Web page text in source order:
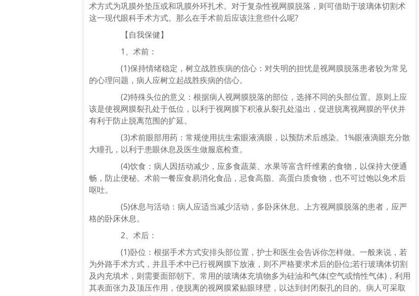
术方式为巩膜外垫压或和巩膜外环扎术。对于复杂性视网膜脱落，则可借助于玻璃体切割术
这一现代眼科手术方式。那么在手术前后应该注意些什么呢?
【自我保健】
1、术前：
(1)保持情绪稳定，树立战胜疾病的信心：对失明的担忧是视网膜脱落患者较为常见
的心理问题，病人应树立起战胜疾病的信心。
(2)特殊头位的意义：根据病人视网膜脱落的部位，选择不同的头部位置。原则上应
该是使视网膜裂孔处于低位，以利于视网膜下积液从裂孔处溢出，促进脱离视网膜的平伏并
有利于防止脱离范围的扩延。
(3)术前眼部用药：常规使用抗生索眼液滴眼，以预防术后感染。1%眼液滴眼充分散
大瞳孔，以利于患眼休息及医生做服底检查。
(4)饮食：病人因括动减少，应多食蔬菜、水果等富含纤维素的食物，以保持大便通
畅，防止便秘。术前一餐应食易消化食品，忌食高脂、高蛋白质食物，也不可过饱以免术后
呕吐。
(5)休息与活动：病人应适当减少活动，多卧床休息。上方视网膜脱落的患者，应严
格的卧床休息。
2、术后：
(1)卧位：根据手术方式安排头部位置，护士和医生会告诉你怎样做。一般来说，若
为外路手术方式，并且手术中已行视网膜下放液，则不严格要求术后的卧位;若行玻璃体切割
及内充填术，则需要面部朝下。常用的玻璃体充填物多为硅油和气体(空气或惰性气体)，利用
其表面张力及顶压作用，使脱离的视网膜紧贴眼球壁，以达到封闭裂孔的目的。病人可采取
师 中华医学会眼科学会陕西分会会员；陕西
省医学会眼科分会青……[详细]
学会眼科分会青年委员；爱尔陕西省区白内障